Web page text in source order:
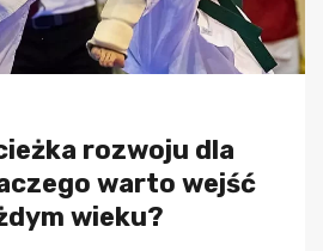
rozwoju dla
warto wejść
wieku?